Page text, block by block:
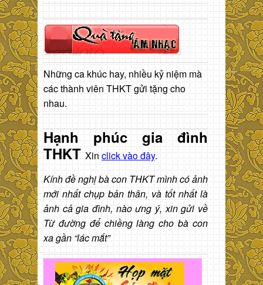
Những ca khúc hay, nhiều kỷ niệm mà
các thành viên THKT gửi tặng cho
nhau.
Hạnh phúc gia đình
THKT Xin click vào đây.
Kính đề nghị bà con THKT mình có ảnh
mới nhất chụp bản thân, và tốt nhất là
ảnh cả gia đình, nào ưng ý, xin gửi về
Từ đường để chiềng làng cho bà con
xa gần “lác mắt”